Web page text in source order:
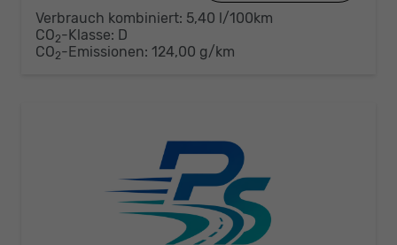
Verbrauch kombiniert: 5,40 l/100km
CO2-Klasse: D
CO2-Emissionen: 124,00 g/km